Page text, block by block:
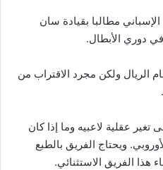
مطالبا بقيادة سان
دوري الأبطال.
الريال ولكن مجرد الاقتراب من
تغير عقلية لاعبيه وما إذا كان
ويحتاج الفريق بالطبع
هذا الفريق الاستثنائي.